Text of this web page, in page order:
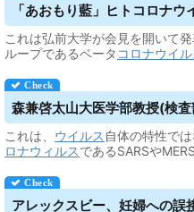
「あおもり藍」ヒトコロナウ
これは弘前大学が会見を開いて
ループであるベータ コロナウイル
森兼啓太山大医学部教授(検
これは、 ウイルス 自体の特性で
ロナウィルスであるSARSや
アレックスビー、妊婦への